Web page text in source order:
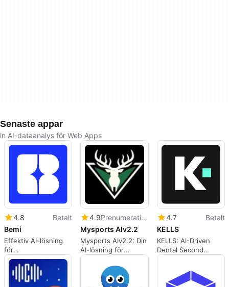
Senaste appar
in AI-dataanalys för Web Apps
4.8
Betalt
Bemi
Effektiv AI-lösning
för
databasövervakning
4.9
Prenumeration
Mysports AIv2.2
Mysports AIv2.2: Din
AI-lösning för
sportprognoser
4.7
Betalt
KELLS
KELLS: AI-Driven
Dental Second
Opinion Tool